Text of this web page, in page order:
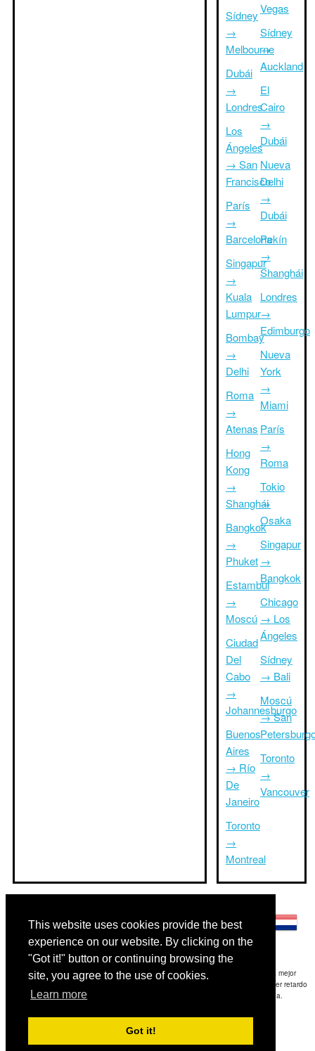
This website uses cookies provide the best
experience on our website. By clicking on the
"Got it!" button or continuing browsing the
site, you agree to the use of cookies.
Learn more
Got it!
Sídney
→
Melbourne
Dubái
→
Londres
Los
Ángeles
→ San
Francisco
París
→
Barcelona
Singapur
→
Kuala
Lumpur
Bombay
→
Delhi
Roma
→
Atenas
Hong
Kong
→
Shanghái
Bangkok
→
Phuket
Estambul
→
Moscú
Ciudad
Del
Cabo
→
Johannesburgo
Buenos
Aires
→ Río
De
Janeiro
Toronto
→
Montreal
Vegas
Sídney
→
Auckland
El
Cairo
→
Dubái
Nueva
Delhi
→
Dubái
Pekín
→
Shanghái
Londres
→
Edimburgo
Nueva
York
→
Miami
París
→
Roma
Tokio
→
Osaka
Singapur
→
Bangkok
Chicago
→ Los
Ángeles
Sídney
→ Bali
Moscú
→ San
Toronto
→
Vancouver
Exención de responsabilidad: La información mostrada en este sitio es nuestra mejor
estimación y sólo para su referencia.TripTimeTo.com no es responsable de cualquier retardo
de ida y / o consiguientes daños resultaron de la información proporcionada.
Copyright 2015-2026
Contact Usfor feedback.